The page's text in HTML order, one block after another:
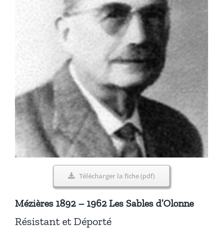
Télécharger la fiche (pdf)
Mézières 1892 – 1962 Les Sables d’Olonne
Résistant et Déporté